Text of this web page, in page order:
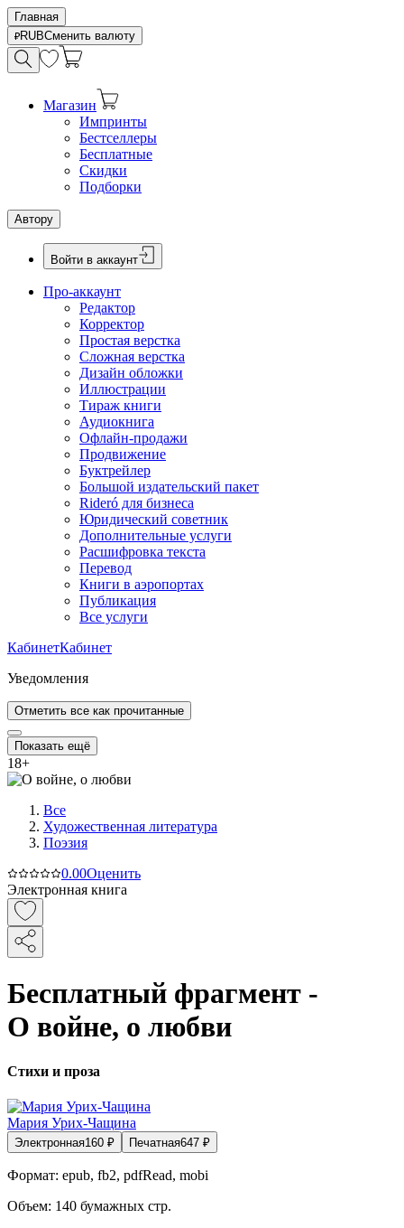
Главная
RUBСменить валюту
Магазин
Импринты
Бестселлеры
Бесплатные
Скидки
Подборки
Автору
Войти в аккаунт
Про-аккаунт
Редактор
Корректор
Простая верстка
Сложная верстка
Дизайн обложки
Иллюстрации
Тираж книги
Аудиокнига
Офлайн-продажи
Продвижение
Буктрейлер
Большой издательский пакет
Rideró для бизнеса
Юридический советник
Дополнительные услуги
Расшифровка текста
Перевод
Книги в аэропортах
Публикация
Все услуги
КабинетКабинет
Уведомления
Отметить все как прочитанные
Показать ещё
18+
Все
Художественная литература
Поэзия
0.00Оценить
Электронная книга
Бесплатный фрагмент -
О войне, о любви
Стихи и проза
Мария Урих-Чащина
Электронная160 ₽ Печатная647 ₽
Формат: epub, fb2, pdfRead, mobi
Объем: 140 бумажных стр.